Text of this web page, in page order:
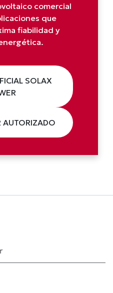
comercial
que
fiabilidad y
SOLAX
AUTORIZADO